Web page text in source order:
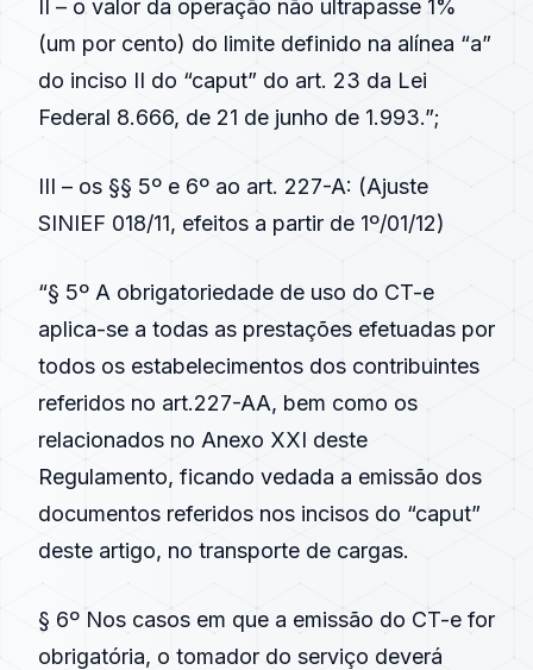
II – o valor da operação não ultrapasse 1%
(um por cento) do limite definido na alínea “a”
do inciso II do “caput” do art. 23 da Lei
Federal 8.666, de 21 de junho de 1.993.”;
III – os §§ 5º e 6º ao art. 227-A: (Ajuste
SINIEF 018/11, efeitos a partir de 1º/01/12)
“§ 5º A obrigatoriedade de uso do CT-e
aplica-se a todas as prestações efetuadas por
todos os estabelecimentos dos contribuintes
referidos no art.227-AA, bem como os
relacionados no Anexo XXI deste
Regulamento, ficando vedada a emissão dos
documentos referidos nos incisos do “caput”
deste artigo, no transporte de cargas.
§ 6º Nos casos em que a emissão do CT-e for
obrigatória, o tomador do serviço deverá